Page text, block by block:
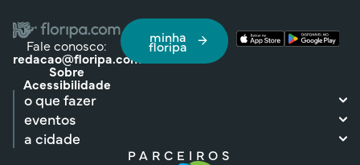
Fale conosco:
redacao@floripa.com
Sobre
Acessibilidade
minha
floripa
o que fazer
eventos
a cidade
PARCEIROS